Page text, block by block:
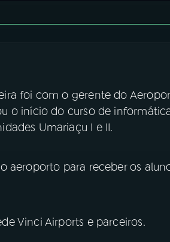
foi com o gerente do
o início do curso de
Umariaçu I e II.
aeroporto para receber os
Vinci Airports e parceiros.